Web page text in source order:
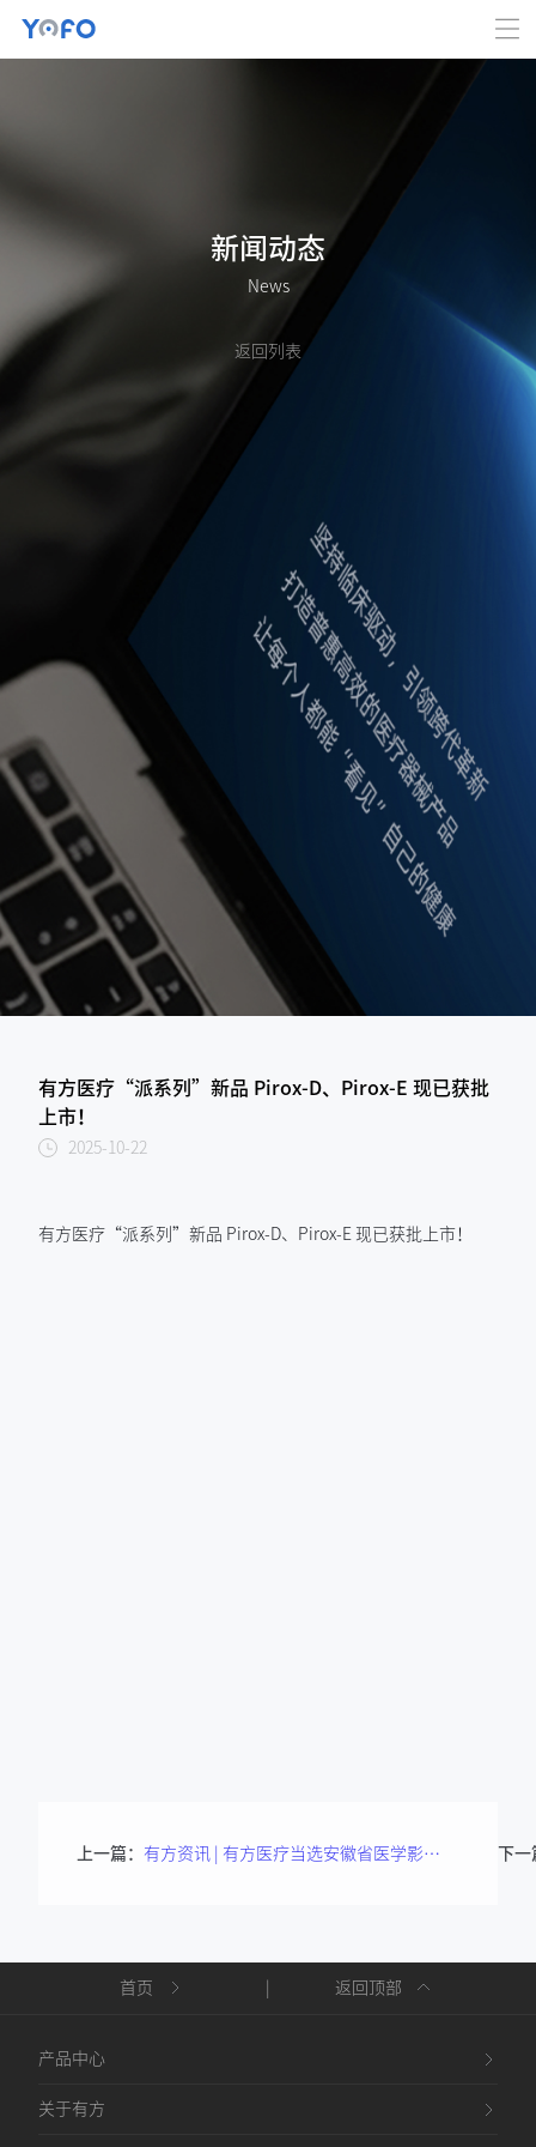
新闻动态
News
返回列表
有方医疗“派系列”新品 Pirox-D、Pirox-E 现已获批
上市！
2025-10-22
有方医疗“派系列”新品 Pirox-D、Pirox-E 现已获批上市！
上一篇： 有方资讯 | 有方医疗当选安徽省医学影像质量提升联盟盟主单位 下一
首页 返回顶部
产品中心
关于有方